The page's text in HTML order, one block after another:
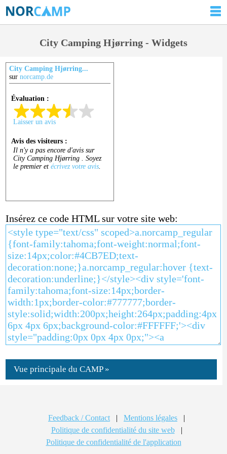
City Camping Hjørring - Widgets
City Camping Hjørring...
sur norcamp.de
Insérez ce code HTML sur votre site web:
Vue principale du CAMP »
Feedback / Contact | Mentions légales
|
Politique de confidentialité du site web
|
Politique de confidentialité de l'application